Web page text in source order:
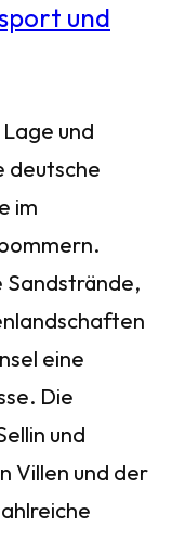
und
deutsche
im
eine
Die
und
Villen und der